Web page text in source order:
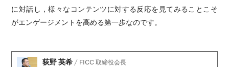
に対話し，様々なコンテンツに対する反応を見てみることこそ
がエンゲージメントを高める第一歩なのです。
荻野 英希 / FICC 取締役会長